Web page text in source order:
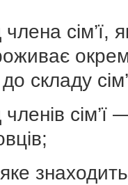
сім’ї,
складу
сім’ї